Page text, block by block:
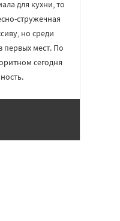
для кухни, то
стружечная
но среди
первых мест. По
сегодня